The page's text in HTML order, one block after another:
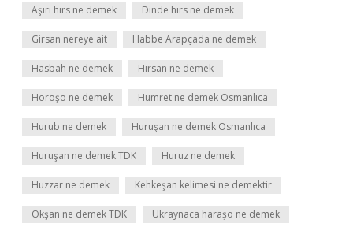
Aşırı hırs ne demek Dinde hırs ne demek
Girsan nereye ait Habbe Arapçada ne demek
Hasbah ne demek Hırsan ne demek
Horoşo ne demek Humret ne demek Osmanlıca
Hurub ne demek Huruşan ne demek Osmanlıca
Huruşan ne demek TDK Huruz ne demek
Huzzar ne demek Kehkeşan kelimesi ne demektir
Okşan ne demek TDK Ukraynaca haraşo ne demek